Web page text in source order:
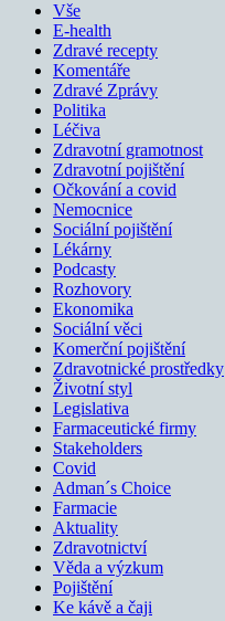
Vše
E-health
Zdravé recepty
Komentáře
Zdravé Zprávy
Politika
Léčiva
Zdravotní gramotnost
Zdravotní pojištění
Očkování a covid
Nemocnice
Sociální pojištění
Lékárny
Podcasty
Rozhovory
Ekonomika
Sociální věci
Komerční pojištění
Zdravotnické prostředky
Životní styl
Legislativa
Farmaceutické firmy
Stakeholders
Covid
Adman´s Choice
Farmacie
Aktuality
Zdravotnictví
Věda a výzkum
Pojištění
Ke kávě a čaji